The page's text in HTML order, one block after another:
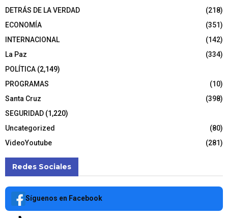
DETRÁS DE LA VERDAD
(218)
ECONOMÍA
(351)
INTERNACIONAL
(142)
La Paz
(334)
POLÍTICA (2,149)
PROGRAMAS
(10)
Santa Cruz
(398)
SEGURIDAD (1,220)
Uncategorized
(80)
VideoYoutube
(281)
Redes Sociales
Síguenos en Facebook